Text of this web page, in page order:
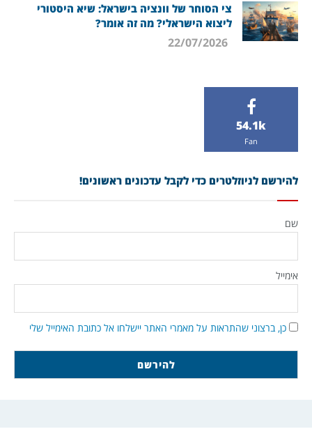
צי הסוחר של וונציה בישראל: שיא היסטורי
ליצוא הישראלי? מה זה אומר?
54.1k
Fan
להירשם לניוזלטרים כדי לקבל עדכונים ראשונים!
שם
אימייל
כן, ברצוני שהתראות על מאמרי האתר יישלחו אל כתובת האימייל שלי